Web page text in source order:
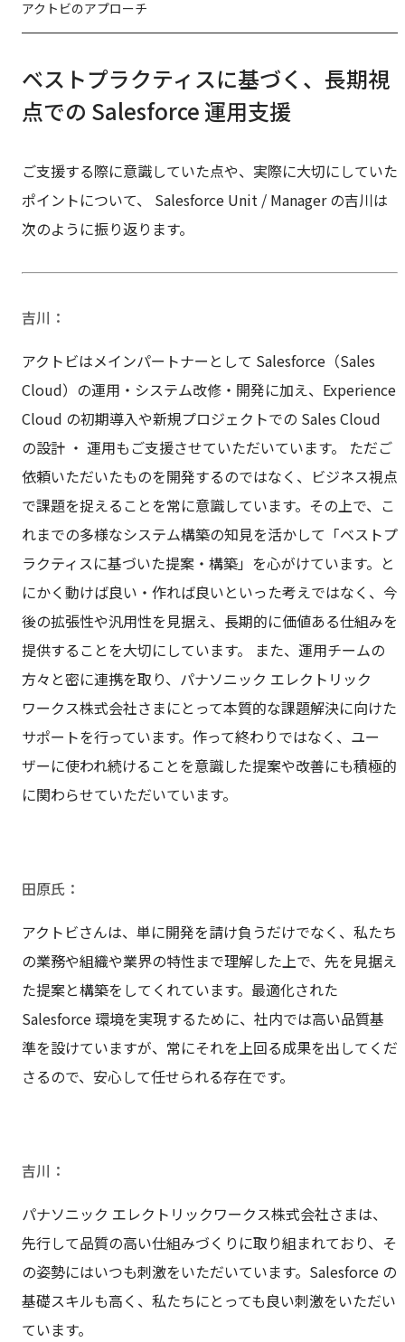
アクトビのアプローチ
ベストプラクティスに基づく、長期視
点での Salesforce 運用支援
ご支援する際に意識していた点や、実際に大切にしていた
ポイントについて、 Salesforce Unit / Manager の吉川は
次のように振り返ります。
吉川
アクトビはメインパートナーとして Salesforce（Sales
Cloud）の運用・システム改修・開発に加え、Experience
Cloud の初期導入や新規プロジェクトでの Sales Cloud
の設計 ・ 運用もご支援させていただいています。 ただご
依頼いただいたものを開発するのではなく、ビジネス視点
で課題を捉えることを常に意識しています。その上で、こ
れまでの多様なシステム構築の知見を活かして「ベストプ
ラクティスに基づいた提案・構築」を心がけています。と
にかく動けば良い・作れば良いといった考えではなく、今
後の拡張性や汎用性を見据え、長期的に価値ある仕組みを
提供することを大切にしています。 また、運用チームの
方々と密に連携を取り、パナソニック エレクトリック
ワークス株式会社さまにとって本質的な課題解決に向けた
サポートを行っています。作って終わりではなく、ユー
ザーに使われ続けることを意識した提案や改善にも積極的
に関わらせていただいています。
田原氏
アクトビさんは、単に開発を請け負うだけでなく、私たち
の業務や組織や業界の特性まで理解した上で、先を見据え
た提案と構築をしてくれています。最適化された
Salesforce 環境を実現するために、社内では高い品質基
準を設けていますが、常にそれを上回る成果を出してくだ
さるので、安心して任せられる存在です。
吉川
パナソニック エレクトリックワークス株式会社さまは、
先行して品質の高い仕組みづくりに取り組まれており、そ
の姿勢にはいつも刺激をいただいています。Salesforce の
基礎スキルも高く、私たちにとっても良い刺激をいただい
ています。